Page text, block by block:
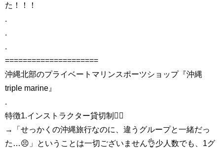
た！！！
.
.
.
=====================
沖縄北部のプライベートマリンスポーツショップ『沖縄
triple marine』
.
特徴1.インストラクター貸切制🏄‍♀️
→「せっかくの沖縄旅行なのに、違うグループと一緒だっ
た…😣」ということは一切ございません👌少人数でも、1グ